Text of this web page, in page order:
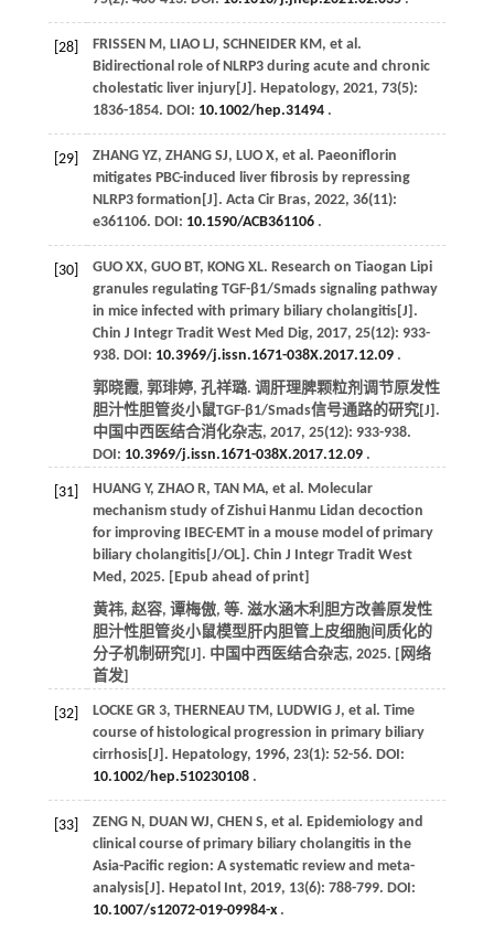
[28] FRISSEN M, LIAO LJ, SCHNEIDER KM, et al .
Bidirectional role of NLRP3 during acute and chronic
cholestatic liver injury[J]. Hepatology, 2021, 73(5):
1836-1854. DOI: 10.1002/hep.31494.
[29] ZHANG YZ, ZHANG SJ, LUO X, et al . Paeoniflorin
mitigates PBC-induced liver fibrosis by repressing
NLRP3 formation[J]. Acta Cir Bras, 2022, 36(11):
e361106. DOI: 10.1590/ACB361106.
[30] GUO XX, GUO BT, KONG XL. Research on Tiaogan Lipi
granules regulating TGF-β1/Smads signaling pathway
in mice infected with primary biliary cholangitis[J].
Chin J Integr Tradit West Med Dig, 2017, 25(12): 933-
938. DOI: 10.3969/j.issn.1671-038X.2017.12.09.
郭晓霞, 郭琲婷, 孔祥璐. 调肝理脾颗粒剂调节原发性
胆汁性胆管炎小鼠TGF-β1/Smads信号通路的研究[J].
中国中西医结合消化杂志, 2017, 25(12): 933-938.
DOI: 10.3969/j.issn.1671-038X.2017.12.09.
[31] HUANG Y, ZHAO R, TAN MA, et al . Molecular
mechanism study of Zishui Hanmu Lidan decoction
for improving IBEC-EMT in a mouse model of primary
biliary cholangitis[J/OL]. Chin J Integr Tradit West
Med , 2025. [Epub ahead of print]
黄祎, 赵容, 谭梅傲, 等. 滋水涵木利胆方改善原发性
胆汁性胆管炎小鼠模型肝内胆管上皮细胞间质化的
分子机制研究[J]. 中国中西医结合杂志, 2025. [网络
首发]
[32] LOCKE GR3, THERNEAU TM, LUDWIG J, et al . Time
course of histological progression in primary biliary
cirrhosis[J]. Hepatology, 1996, 23(1): 52-56. DOI:
10.1002/hep.510230108.
[33] ZENG N, DUAN WJ, CHEN S, et al . Epidemiology and
clinical course of primary biliary cholangitis in the
Asia-Pacific region: A systematic review and meta-
analysis[J]. Hepatol Int, 2019, 13(6): 788-799. DOI:
10.1007/s12072-019-09984-x.